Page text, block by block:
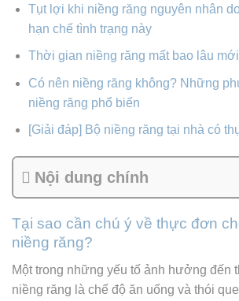
Tụt lợi khi niềng răng nguyên nhân
hạn chế tình trạng này
Thời gian niềng răng mất bao lâu
Có nên niềng răng không? Những
niềng răng phổ biến
[Giải đáp] Bộ niềng răng tại nhà có
Nội dung chính
Tại sao cần chú ý về thực đơn
niềng răng?
Một trong những yếu tố ảnh hưởng đến
niềng răng là chế độ ăn uống và thói